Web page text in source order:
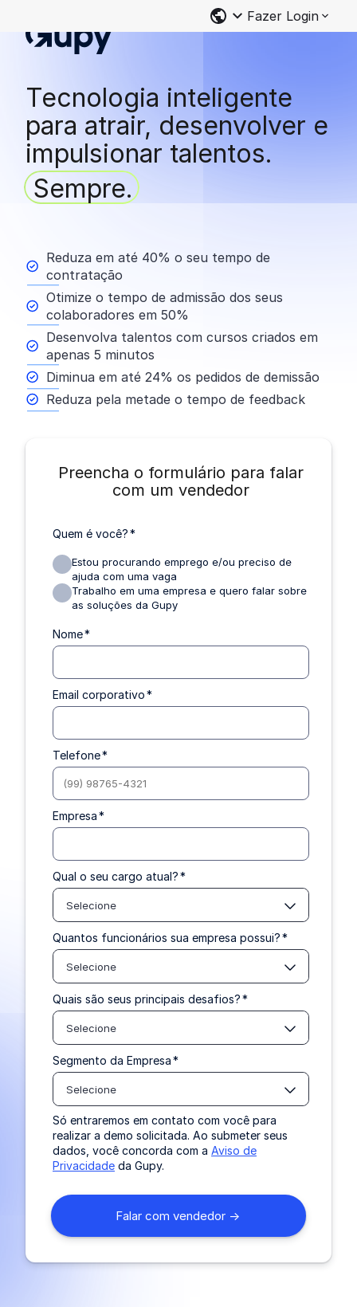
Fazer Login
Tecnologia inteligente
para atrair, desenvolver e
impulsionar talentos.
Sempre.
Reduza em até 40% o seu tempo de
contratação
Otimize o tempo de admissão dos seus
colaboradores em 50%
Desenvolva talentos com cursos criados em
apenas 5 minutos
Diminua em até 24% os pedidos de demissão
Reduza pela metade o tempo de feedback
Preencha o formulário para falar
com um vendedor
Quem é você?*
Estou procurando emprego e/ou preciso de
ajuda com uma vaga
Trabalho em uma empresa e quero falar sobre
as soluções da Gupy
Nome*
Email corporativo*
Telefone*
Empresa*
Qual o seu cargo atual?*
Selecione
Quantos funcionários sua empresa possui?*
Selecione
Quais são seus principais desafios?*
Selecione
Segmento da Empresa*
Selecione
Só entraremos em contato com você para
realizar a demo solicitada. Ao submeter seus
dados, você concorda com a Aviso de
Privacidade da Gupy.